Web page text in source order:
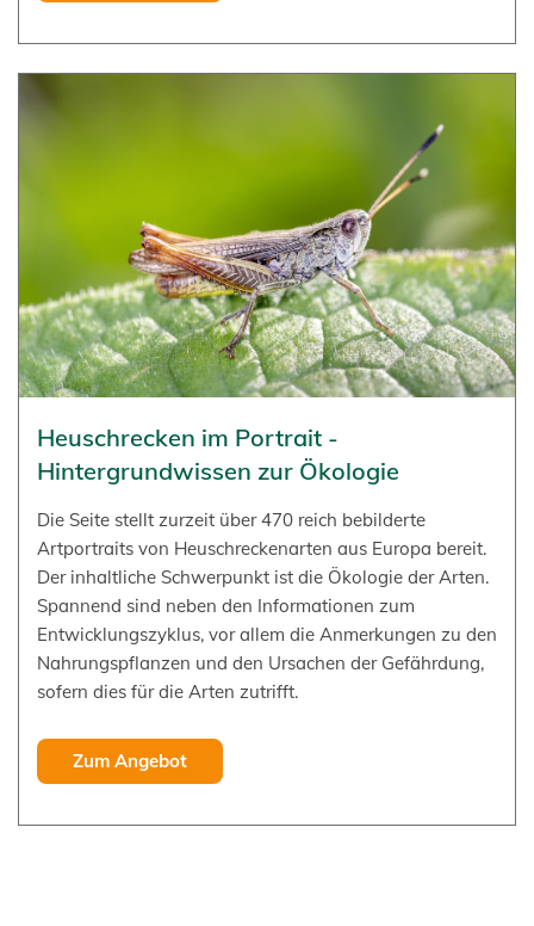
Heuschrecken im Portrait -
Hintergrundwissen zur Ökologie
Die Seite stellt zurzeit über 470 reich bebilderte
Artportraits von Heuschreckenarten aus Europa bereit.
Der inhaltliche Schwerpunkt ist die Ökologie der Arten.
Spannend sind neben den Informationen zum
Entwicklungszyklus, vor allem die Anmerkungen zu den
Nahrungspflanzen und den Ursachen der Gefährdung,
sofern dies für die Arten zutrifft.
Zum Angebot